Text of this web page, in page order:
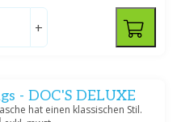
+
- DOC'S DELUXE
hat einen klassischen Stil.